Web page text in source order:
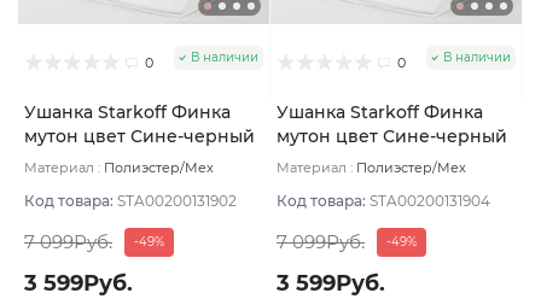
0 В наличии
Ушанка Starkoff Финка
мутон цвет Сине-черный
размер 59
Материал : Полиэстер/Мех
Код товара: STA00200131902
7 099Руб. -49%
3 599Руб.
0 В наличии
Ушанка Starkoff Финка
мутон цвет Сине-черный
размер 60
Материал : Полиэстер/Мех
Код товара: STA00200131904
7 099Руб. -49%
3 599Руб.